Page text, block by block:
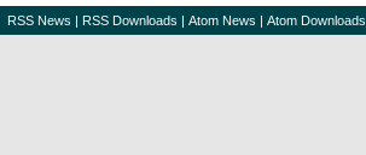
RSS News | RSS Downloads | Atom News | Atom Downloads